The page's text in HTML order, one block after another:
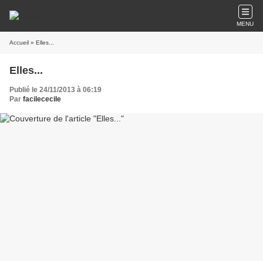
MENU
Accueil » Elles...
Elles...
Publié le 24/11/2013 à 06:19
Par facilececile